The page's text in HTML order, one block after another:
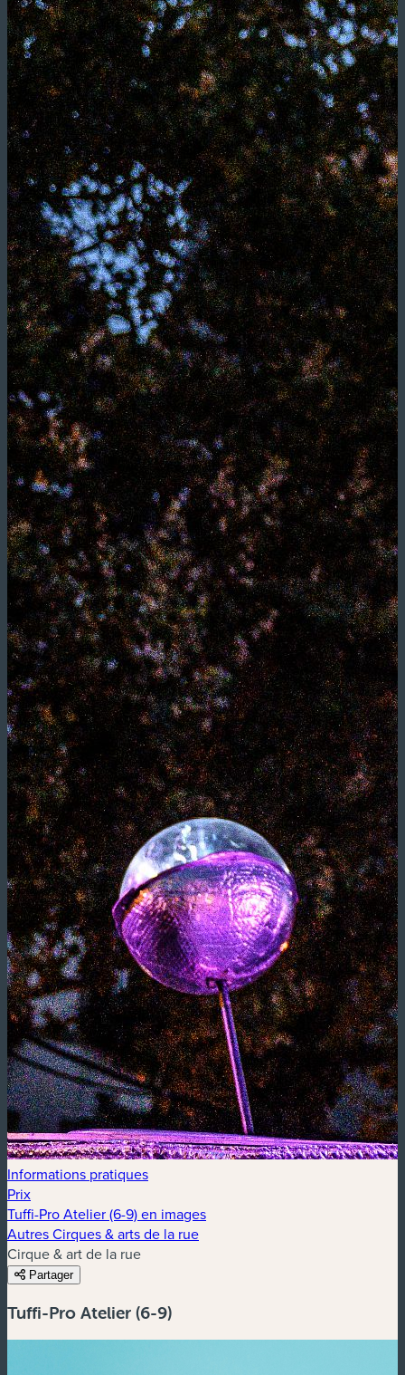
Informations pratiques
Prix
Tuffi-Pro Atelier (6-9) en images
Autres Cirques & arts de la rue
Cirque & art de la rue
Partager
Tuffi-Pro Atelier (6-9)